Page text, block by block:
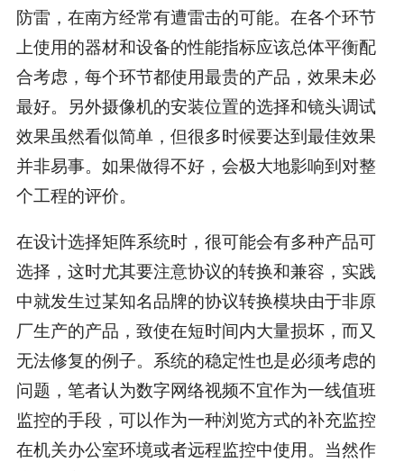
防雷，在南方经常有遭雷击的可能。在各个环节
上使用的器材和设备的性能指标应该总体平衡配
合考虑，每个环节都使用最贵的产品，效果未必
最好。另外摄像机的安装位置的选择和镜头调试
效果虽然看似简单，但很多时候要达到最佳效果
并非易事。如果做得不好，会极大地影响到对整
个工程的评价。
在设计选择矩阵系统时，很可能会有多种产品可
选择，这时尤其要注意协议的转换和兼容，实践
中就发生过某知名品牌的协议转换模块由于非原
厂生产的产品，致使在短时间内大量损坏，而又
无法修复的例子。系统的稳定性也是必须考虑的
问题，笔者认为数字网络视频不宜作为一线值班
监控的手段，可以作为一种浏览方式的补充监控
在机关办公室环境或者远程监控中使用。当然作